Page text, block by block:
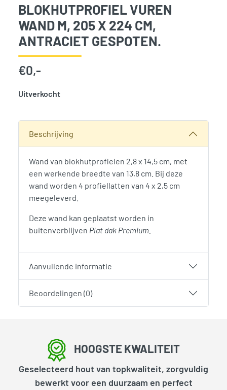
BLOKHUTPROFIEL VUREN
WAND M, 205 X 224 CM,
ANTRACIET GESPOTEN.
€0,-
Uitverkocht
Beschrijving
Wand van blokhutprofielen 2,8 x 14,5 cm, met
een werkende breedte van 13,8 cm. Bij deze
wand worden 4 profiellatten van 4 x 2,5 cm
meegeleverd.
Deze wand kan geplaatst worden in
buitenverblijven Plat dak Premium.
Aanvullende informatie
Beoordelingen (0)
HOOGSTE KWALITEIT
Geselecteerd hout van topkwaliteit, zorgvuldig
bewerkt voor een duurzaam en perfect